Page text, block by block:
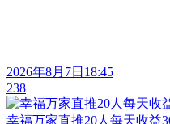
2026年8月7日18:45
238
幸福万家直推20人每天收益